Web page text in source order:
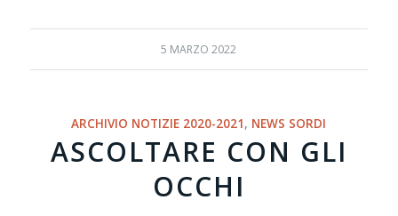
5 MARZO 2022
ARCHIVIO NOTIZIE 2020-2021, NEWS SORDI
ASCOLTARE CON GLI
OCCHI